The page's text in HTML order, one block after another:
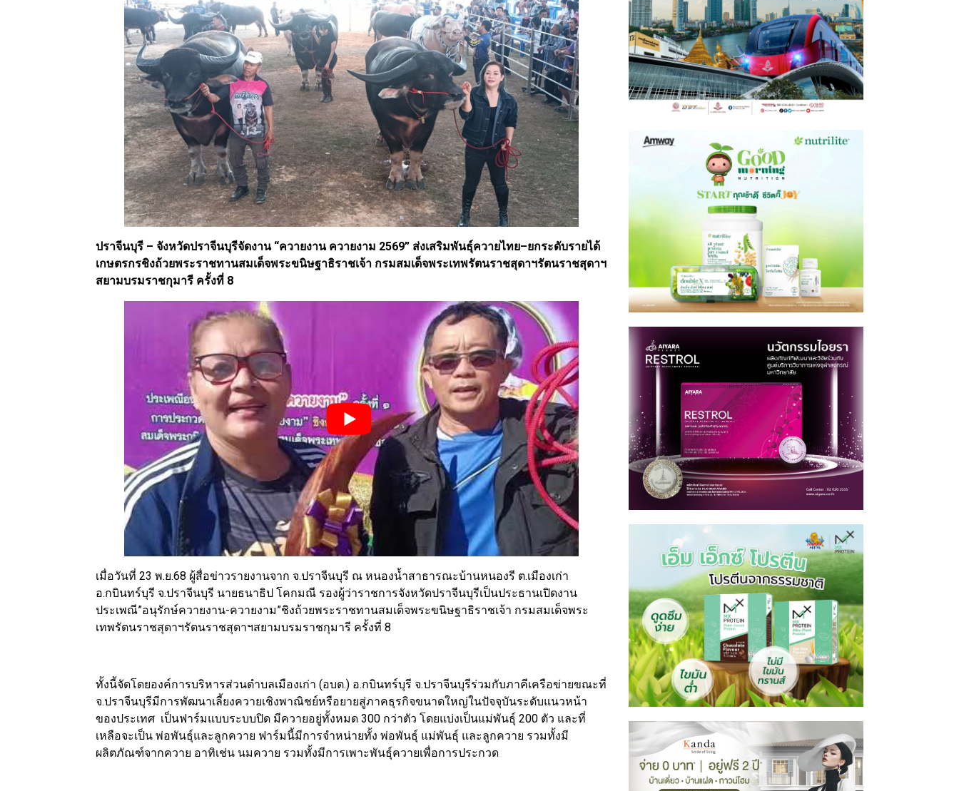
ปราจีนบุรี – จังหวัดปราจีนบุรีจัดงาน “ควายงาน ควายงาม 2569” ส่งเสริมพันธุ์ควายไทย–ยกระดับรายได้
เกษตรกรชิงถ้วยพระราชทานสมเด็จพระขนิษฐาธิราชเจ้า กรมสมเด็จพระเทพรัตนราชสุดาฯรัตนราชสุดาฯ
สยามบรมราชกุมารี ครั้งที่ 8
เมื่อวันที่ 23 พ.ย.68 ผู้สื่อข่าวรายงานจาก จ.ปราจีนบุรี ณ หนองน้ำสาธารณะบ้านหนองรี ต.เมืองเก่า
อ.กบินทร์บุรี จ.ปราจีนบุรี นายธนาธิป โคกมณี รองผู้ว่าราชการจังหวัดปราจีนบุรีเป็นประธานเปิดงาน
ประเพณี”อนุรักษ์ควายงาน-ควายงาม”ชิงถ้วยพระราชทานสมเด็จพระขนิษฐาธิราชเจ้า กรมสมเด็จพระ
เทพรัตนราชสุดาฯรัตนราชสุดาฯสยามบรมราชกุมารี ครั้งที่ 8
ทั้งนี้จัดโดยองค์การบริหารส่วนตำบลเมืองเก่า (อบต.) อ.กบินทร์บุรี จ.ปราจีนบุรีร่วมกับภาคีเครือข่ายขณะที่
จ.ปราจีนบุรีมีการพัฒนาเลี้ยงควายเชิงพาณิชย์หรือยายสู่ภาคธุรกิจขนาดใหญ่ในปัจจุบันระดับแนวหน้า
ของประเทศ เป็นฟาร์มแบบระบบปิด มีควายอยู่ทั้งหมด 300 กว่าตัว โดยแบ่งเป็นแม่พันธุ์ 200 ตัว และที่
เหลือจะเป็น พ่อพันธุ์และลูกควาย ฟาร์มนี้มีการจำหน่ายทั้ง พ่อพันธุ์ แม่พันธุ์ และลูกควาย รวมทั้งมี
ผลิตภัณฑ์จากควาย อาทิเช่น นมควาย รวมทั้งมีการเพาะพันธุ์ควายเพื่อการประกวด